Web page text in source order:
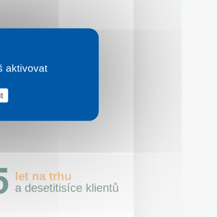
let na trhu
a desetitisíce klientů
aktivovat